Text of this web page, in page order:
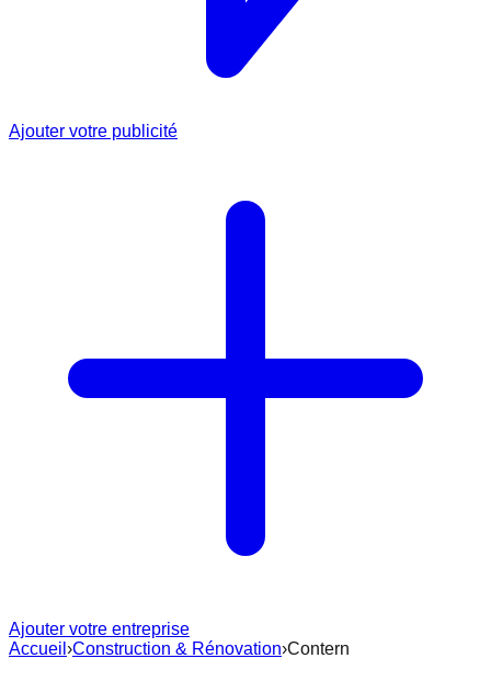
Ajouter votre publicité
Ajouter votre entreprise
Accueil ›Construction & Rénovation›Contern